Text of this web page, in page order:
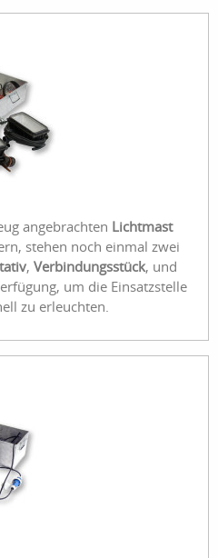
angebrachten Lichtmast
stehen noch einmal zwei
, Verbindungsstück, und
um die Einsatzstelle
zu erleuchten.